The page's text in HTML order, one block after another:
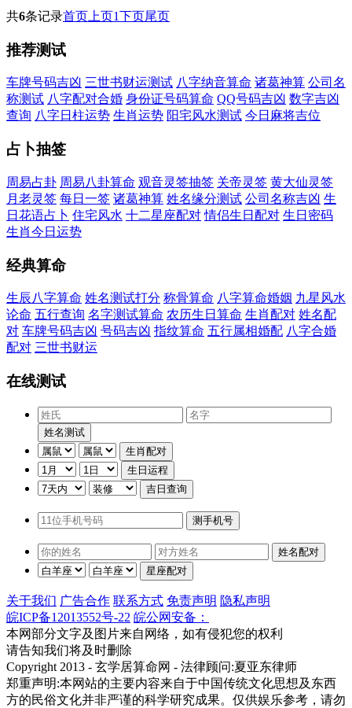
共6条记录首页 上页1下页尾页
推荐测试
车牌号码吉凶 三世书财运测试 八字纳音算命 诸葛神算 公司名
称测试 八字配对合婚 身份证号码算命 QQ号码吉凶 数字吉凶
查询 八字日柱运势 生肖运势 阳宅风水测试 今日麻将吉位
占卜抽签
周易占卦 周易八卦算命 观音灵签抽签 关帝灵签 黄大仙灵签
月老灵签 每日一签 诸葛神算 姓名缘分测试 公司名称吉凶 生
日花语占卜 住宅风水 十二星座配对 情侣生日配对 生日密码
生肖今日运势
经典算命
生辰八字算命 姓名测试打分 称骨算命 八字算命婚姻 九星风水
论命 五行查询 名字测试算命 农历生日算命 生肖配对 姓名配
对 车牌号码吉凶 号码吉凶 指纹算命 五行属相婚配 八字合婚
配对 三世书财运
在线测试
关于我们 广告合作 联系方式 免责声明 隐私声明
皖ICP备12013552号-22 皖公网安备：
本网部分文字及图片来自网络，如有侵犯您的权利
请告知我们将及时删除
Copyright 2013 - 玄学居算命网 - 法律顾问:夏亚东律师
郑重声明:本网站的主要内容来自于中国传统文化思想及东西
方的民俗文化并非严谨的科学研究成果。仅供娱乐参考，请勿